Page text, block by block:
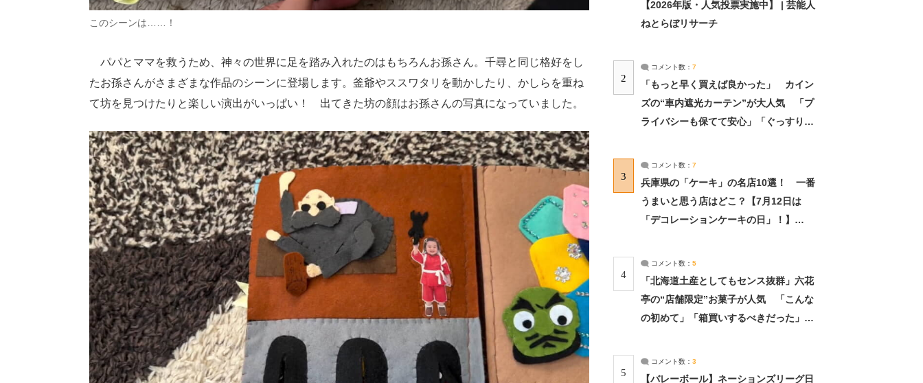
このシーンは……！
パパとママを救うため、神々の世界に足を踏み入れたのはもちろんお孫さん。千尋と同じ格好をし
たお孫さんがさまざまな作品のシーンに登場します。釜爺やススワタリを動かしたり、かしらを重ね
て坊を見つけたりと楽しい演出がいっぱい！ 出てきた坊の顔はお孫さんの写真になっていました。
【2026年版・人気投票実施中】 | 芸能人
ねとらぼリサーチ
2
コメント数： 7
「もっと早く買えば良かった」 カイン
ズの“車内遮光カーテン”が大人気 「プ
ライバシーも保てて安心」「ぐっすり眠
3
コメント数： 7
兵庫県の「ケーキ」の名店10選！ 一番
うまいと思う店はどこ？【7月12日は
「デコレーションケーキの日」！】
4
コメント数： 5
「北海道土産としてもセンス抜群」六花
亭の“店舗限定”お菓子が人気 「こんな
の初めて」「箱買いするべきだった」
5
コメント数： 3
【バレーボール】ネーションズリーグ日